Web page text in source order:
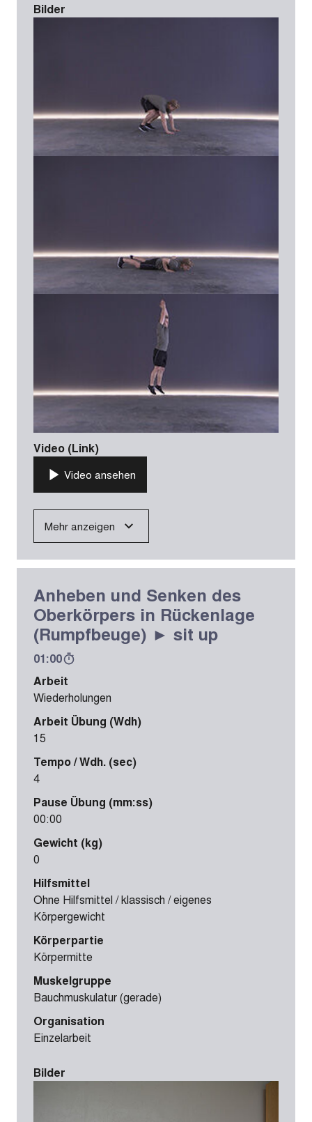
Bilder
Video (Link)
Video ansehen
Mehr anzeigen
Anheben und Senken des
Oberkörpers in Rückenlage
(Rumpfbeuge) ► sit up
01:00
Arbeit
Wiederholungen
Arbeit Übung (Wdh)
15
Tempo / Wdh. (sec)
4
Pause Übung (mm:ss)
00:00
Gewicht (kg)
0
Hilfsmittel
Ohne Hilfsmittel / klassisch / eigenes
Körpergewicht
Körperpartie
Körpermitte
Muskelgruppe
Bauchmuskulatur (gerade)
Organisation
Einzelarbeit
Bilder